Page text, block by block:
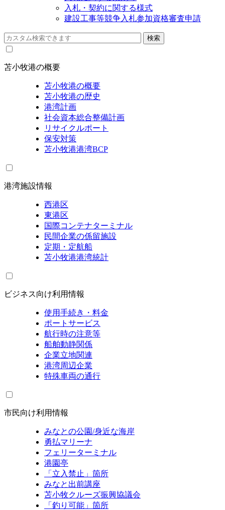
入札・契約に関する様式
建設工事等競争入札参加資格審査申請
苫小牧港の概要
苫小牧港の概要
苫小牧港の歴史
港湾計画
社会資本総合整備計画
リサイクルポート
保安対策
苫小牧港港湾BCP
港湾施設情報
西港区
東港区
国際コンテナターミナル
民間企業の係留施設
定期・定航船
苫小牧港港湾統計
ビジネス向け利用情報
使用手続き・料金
ポートサービス
航行時の注意等
船舶動静関係
企業立地関連
港湾周辺企業
特殊車両の通行
市民向け利用情報
みなとの公園/身近な海岸
勇払マリーナ
フェリーターミナル
港園亭
「立入禁止」箇所
みなと出前講座
苫小牧クルーズ振興協議会
「釣り可能」箇所